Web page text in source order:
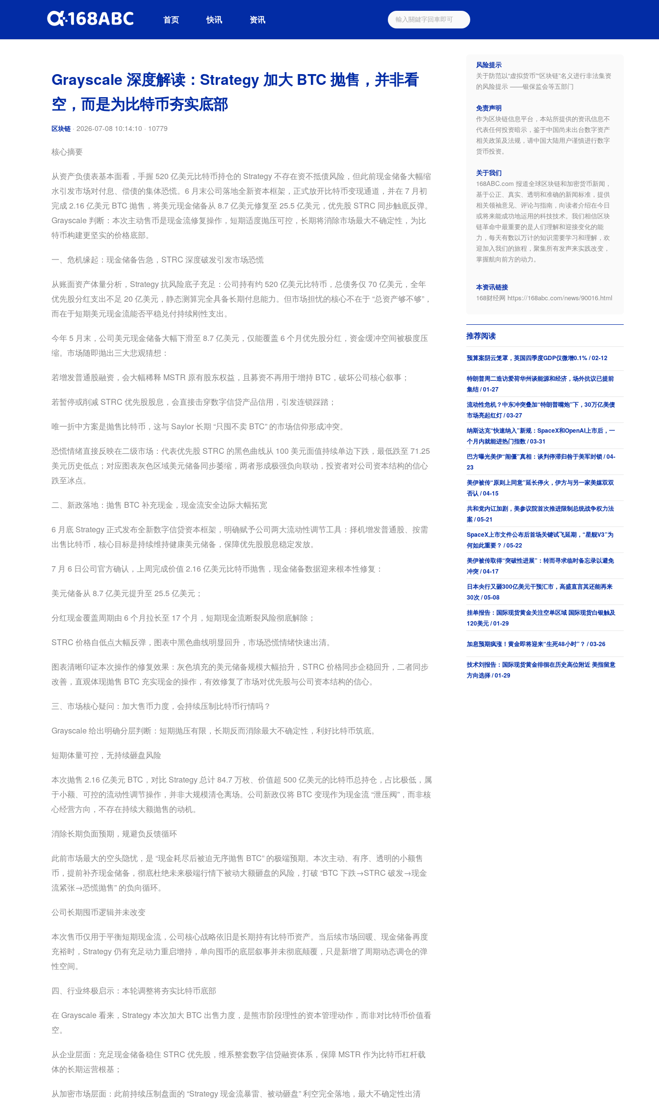
首页 快讯 资讯
Grayscale 深度解读：Strategy 加大 BTC 抛售，并非看
空，而是为比特币夯实底部
区块链 · 2026-07-08 10:14:10 · 10779
核心摘要
从资产负债表基本面看，手握 520 亿美元比特币持仓的 Strategy 不存在资不抵债风险，但此前现金储备大幅缩
水引发市场对付息、偿债的集体恐慌。6 月末公司落地全新资本框架，正式放开比特币变现通道，并在 7 月初
完成 2.16 亿美元 BTC 抛售，将美元现金储备从 8.7 亿美元修复至 25.5 亿美元，优先股 STRC 同步触底反弹。
Grayscale 判断：本次主动售币是现金流修复操作，短期适度抛压可控，长期将消除市场最大不确定性，为比
特币构建更坚实的价格底部。
一、危机缘起：现金储备告急，STRC 深度破发引发市场恐慌
从账面资产体量分析，Strategy 抗风险底子充足：公司持有约 520 亿美元比特币，总债务仅 70 亿美元，全年
优先股分红支出不足 20 亿美元，静态测算完全具备长期付息能力。但市场担忧的核心不在于 “总资产够不够”，
而在于短期美元现金流能否平稳兑付持续刚性支出。
今年 5 月末，公司美元现金储备大幅下滑至 8.7 亿美元，仅能覆盖 6 个月优先股分红，资金缓冲空间被极度压
缩。市场随即抛出三大悲观猜想：
若增发普通股融资，会大幅稀释 MSTR 原有股东权益，且募资不再用于增持 BTC，破坏公司核心叙事；
若暂停或削减 STRC 优先股股息，会直接击穿数字信贷产品信用，引发连锁踩踏；
唯一折中方案是抛售比特币，这与 Saylor 长期 “只囤不卖 BTC” 的市场信仰形成冲突。
恐慌情绪直接反映在二级市场：代表优先股 STRC 的黑色曲线从 100 美元面值持续单边下跌，最低跌至 71.25
美元历史低点；对应图表灰色区域美元储备同步萎缩，两者形成极强负向联动，投资者对公司资本结构的信心
跌至冰点。
二、新政落地：抛售 BTC 补充现金，现金流安全边际大幅拓宽
6 月底 Strategy 正式发布全新数字信贷资本框架，明确赋予公司两大流动性调节工具：择机增发普通股、按需
出售比特币，核心目标是持续维持健康美元储备，保障优先股股息稳定发放。
7 月 6 日公司官方确认，上周完成价值 2.16 亿美元比特币抛售，现金储备数据迎来根本性修复：
美元储备从 8.7 亿美元提升至 25.5 亿美元；
分红现金覆盖周期由 6 个月拉长至 17 个月，短期现金流断裂风险彻底解除；
STRC 价格自低点大幅反弹，图表中黑色曲线明显回升，市场恐慌情绪快速出清。
图表清晰印证本次操作的修复效果：灰色填充的美元储备规模大幅抬升，STRC 价格同步企稳回升，二者同步
改善，直观体现抛售 BTC 充实现金的操作，有效修复了市场对优先股与公司资本结构的信心。
三、市场核心疑问：加大售币力度，会持续压制比特币行情吗？
Grayscale 给出明确分层判断：短期抛压有限，长期反而消除最大不确定性，利好比特币筑底。
短期体量可控，无持续砸盘风险
本次抛售 2.16 亿美元 BTC，对比 Strategy 总计 84.7 万枚、价值超 500 亿美元的比特币总持仓，占比极低，属
于小额、可控的流动性调节操作，并非大规模清仓离场。公司新政仅将 BTC 变现作为现金流 “泄压阀”，而非核
心经营方向，不存在持续大额抛售的动机。
消除长期负面预期，规避负反馈循环
此前市场最大的空头隐忧，是 “现金耗尽后被迫无序抛售 BTC” 的极端预期。本次主动、有序、透明的小额售
币，提前补齐现金储备，彻底杜绝未来极端行情下被动大额砸盘的风险，打破 “BTC 下跌→STRC 破发→现金
流紧张→恐慌抛售” 的负向循环。
公司长期囤币逻辑并未改变
本次售币仅用于平衡短期现金流，公司核心战略依旧是长期持有比特币资产。当后续市场回暖、现金储备再度
充裕时，Strategy 仍有充足动力重启增持，单向囤币的底层叙事并未彻底颠覆，只是新增了周期动态调仓的弹
性空间。
四、行业终极启示：本轮调整将夯实比特币底部
在 Grayscale 看来，Strategy 本次加大 BTC 出售力度，是熊市阶段理性的资本管理动作，而非对比特币价值看
空。
从企业层面：充足现金储备稳住 STRC 优先股，维系整套数字信贷融资体系，保障 MSTR 作为比特币杠杆载
体的长期运营根基；
从加密市场层面：此前持续压制盘面的 “Strategy 现金流暴雷、被动砸盘” 利空完全落地，最大不确定性出清
风险提示
关于防范以“虚拟货币”“区块链”名义进行非法集资
的风险提示 ——银保监会等五部门
免责声明
作为区块链信息平台，本站所提供的资讯信息不
代表任何投资暗示，鉴于中国尚未出台数字资产
相关政策及法规，请中国大陆用户谨慎进行数字
货币投资。
关于我们
168ABC.com 报道全球区块链和加密货币新闻，
基于公正、真实、透明和准确的新闻标准，提供
相关领袖意见、评论与指南，向读者介绍在今日
或将来能成功地运用的科技技术。我们相信区块
链革命中最重要的是人们理解和迎接变化的能
力，每天有数以万计的知识需要学习和理解，欢
迎加入我们的旅程，聚集所有发声来实践改变，
掌握航向前方的动力。
本资讯链接
168财经网 https://168abc.com/news/90016.html
推荐阅读
预算案阴云笼罩，英国四季度GDP仅微增0.1% / 02-12
特朗普周二造访爱荷华州谈能源和经济，场外抗议已提前
集结 / 01-27
流动性危机？中东冲突叠加“特朗普嘴炮”下，30万亿美债
市场亮起红灯 / 03-27
纳斯达克“快速纳入”新规：SpaceX和OpenAI上市后，一
个月内就能进热门指数 / 03-31
巴方曝光美伊“闹僵”真相：谈判停滞归咎于美军封锁 / 04-
23
美伊被传“原则上同意”延长停火，伊方与另一家美媒双双
否认 / 04-15
共和党内讧加剧，美参议院首次推进限制总统战争权力法
案 / 05-21
SpaceX上市文件公布后首场关键试飞延期，“星舰V3”为
何如此重要？ / 05-22
美伊被传取得“突破性进展”：转而寻求临时备忘录以避免
冲突 / 04-17
日本央行又砸300亿美元干预汇市，高盛直言其还能再来
30次 / 05-08
挂单报告：国际现货黄金关注空单区域 国际现货白银触及
120美元 / 01-29
加息预期疯涨！黄金即将迎来“生死48小时”？ / 03-26
技术刘报告：国际现货黄金徘徊在历史高位附近 美指留意
方向选择 / 01-29